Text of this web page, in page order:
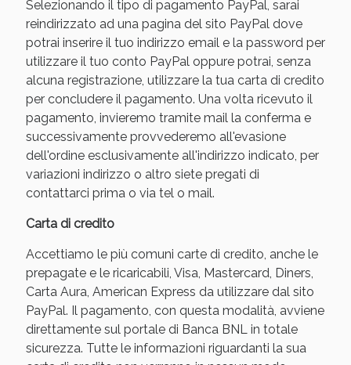
Selezionando il tipo di pagamento PayPal, sarai
reindirizzato ad una pagina del sito PayPal dove
potrai inserire il tuo indirizzo email e la password per
utilizzare il tuo conto PayPal oppure potrai, senza
alcuna registrazione, utilizzare la tua carta di credito
per concludere il pagamento. Una volta ricevuto il
pagamento, invieremo tramite mail la conferma e
successivamente provvederemo all'evasione
dell'ordine esclusivamente all'indirizzo indicato, per
variazioni indirizzo o altro siete pregati di
contattarci prima o via tel o mail.
Carta di credito
Accettiamo le più comuni carte di credito, anche le
prepagate e le ricaricabili, Visa, Mastercard, Diners,
Carta Aura, American Express da utilizzare dal sito
PayPal. Il pagamento, con questa modalità, avviene
direttamente sul portale di Banca BNL in totale
sicurezza. Tutte le informazioni riguardanti la sua